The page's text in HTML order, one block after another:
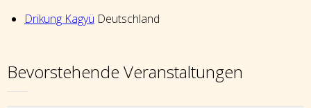
Drikung Kagyü Deutschland
Bevorstehende Veranstaltungen